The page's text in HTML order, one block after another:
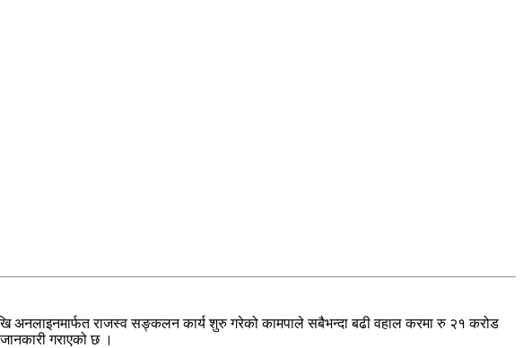
राजस्व सङ्कलन कार्य शुरु गरेको कामपाले सबैभन्दा बढी वहाल करमा रु २१ करोड
गराएको छ ।